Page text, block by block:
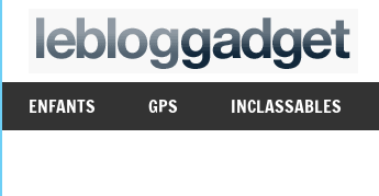
Aller
ENFANTS GPS INCLASSABLES